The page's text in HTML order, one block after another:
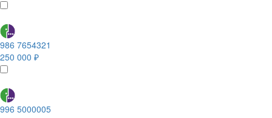
986 7654321
250 000 ₽
996 5000005